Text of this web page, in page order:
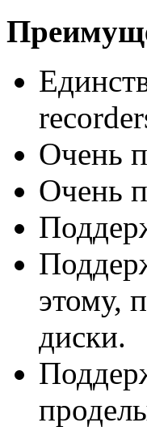
Очень
Очень
этому,
диски.